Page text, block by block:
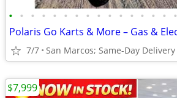
• • • • • • • • • • • • • • • •
7/7 San Marcos; Same-Day Delivery
$7,999